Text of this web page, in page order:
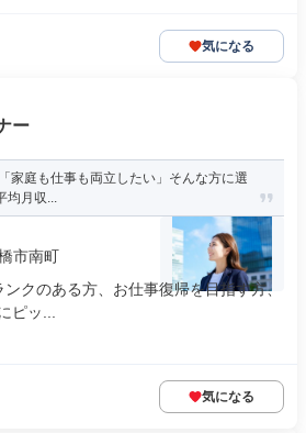
気になる
ー
家庭も仕事も両立したい」そんな方に選
均月収...
市南町
クのある方、お仕事復帰を目指す方、
ピッ...
気になる